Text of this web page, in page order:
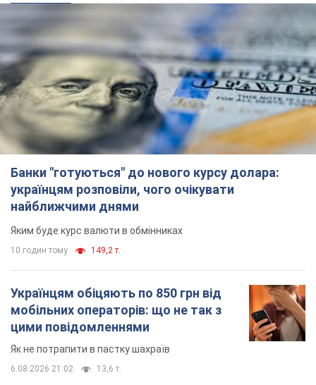
Банки "готуються" до нового курсу долара:
українцям розповіли, чого очікувати
найближчими днями
Яким буде курс валюти в обмінниках
10 годин тому 149,2 т.
Українцям обіцяють по 850 грн від
мобільних операторів: що не так з
цими повідомленнями
Як не потрапити в пастку шахраїв
6.08.2026 21:02 13,6 т.